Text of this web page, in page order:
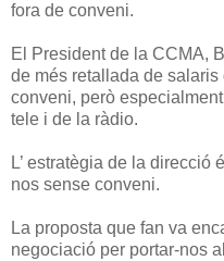
fora de conveni.
El President de la CCMA,
de més retallada de
conveni, però
tele i de la ràdio.
L’ estratègia de la direcció
nos sense conveni.
La proposta que fan va
negociació per portar-nos